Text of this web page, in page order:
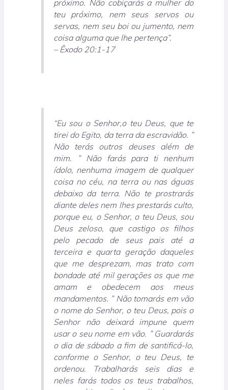
próximo. Não cobiçarás a mulher do
teu próximo, nem seus servos ou
servas, nem seu boi ou jumento, nem
coisa alguma que lhe pertença”.
– Êxodo 20:1-17
“Eu sou o Senhor,o teu Deus, que te
tirei do Egito, da terra da escravidão. ”
Não terás outros deuses além de
mim. ” Não farás para ti nenhum
ídolo, nenhuma imagem de qualquer
coisa no céu, na terra ou nas águas
debaixo da terra. Não te prostrarás
diante deles nem lhes prestarás culto,
porque eu, o Senhor, o teu Deus, sou
Deus zeloso, que castigo os filhos
pelo pecado de seus pais até a
terceira e quarta geração daqueles
que me desprezam, mas trato com
bondade até mil gerações os que me
amam e obedecem aos meus
mandamentos. ” Não tomarás em vão
o nome do Senhor, o teu Deus, pois o
Senhor não deixará impune quem
usar o seu nome em vão. ” Guardarás
o dia de sábado a fim de santificá-lo,
conforme o Senhor, o teu Deus, te
ordenou. Trabalharás seis dias e
neles farás todos os teus trabalhos,